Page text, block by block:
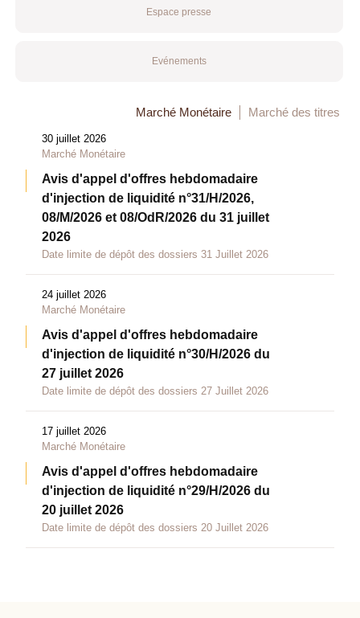
Espace presse
Evénements
Marché Monétaire Marché des titres
30 juillet 2026
Marché Monétaire
Avis d'appel d'offres hebdomadaire
d'injection de liquidité n°31/H/2026,
08/M/2026 et 08/OdR/2026 du 31 juillet
2026
Date limite de dépôt des dossiers 31 Juillet 2026
24 juillet 2026
Marché Monétaire
Avis d'appel d'offres hebdomadaire
d'injection de liquidité n°30/H/2026 du
27 juillet 2026
Date limite de dépôt des dossiers 27 Juillet 2026
17 juillet 2026
Marché Monétaire
Avis d'appel d'offres hebdomadaire
d'injection de liquidité n°29/H/2026 du
20 juillet 2026
Date limite de dépôt des dossiers 20 Juillet 2026